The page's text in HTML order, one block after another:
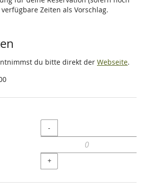
Zeiten als Vorschlag.
du bitte direkt der Webseite.
Menge
-
+